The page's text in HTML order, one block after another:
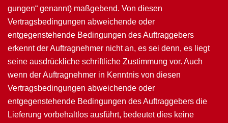
gungen“ genannt) maßgebend. Von diesen
Vertragsbedingungen abweichende oder
entgegenstehende Bedingungen des Auftraggebers
erkennt der Auftragnehmer nicht an, es sei denn, es liegt
seine ausdrückliche schriftliche Zustimmung vor. Auch
wenn der Auftragnehmer in Kenntnis von diesen
Vertragsbedingungen abweichende oder
entgegenstehende Bedingungen des Auftraggebers die
Lieferung vorbehaltlos ausführt, bedeutet dies keine